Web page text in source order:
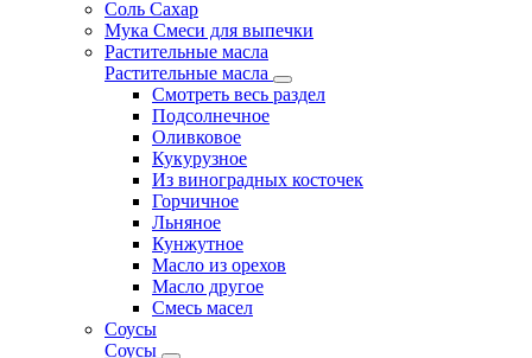
Соль Сахар
Мука Смеси для выпечки
Растительные масла
Растительные масла
Смотреть весь раздел
Подсолнечное
Оливковое
Кукурузное
Из виноградных косточек
Горчичное
Льняное
Кунжутное
Масло из орехов
Масло другое
Смесь масел
Соусы
Соусы